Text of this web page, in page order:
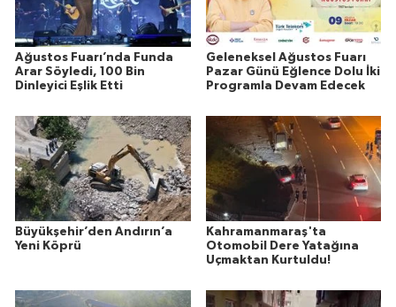
Ağustos Fuarı’nda Funda
Arar Söyledi, 100 Bin
Dinleyici Eşlik Etti
Geleneksel Ağustos Fuarı
Pazar Günü Eğlence Dolu İki
Programla Devam Edecek
Büyükşehir’den Andırın’a
Yeni Köprü
Kahramanmaraş'ta
Otomobil Dere Yatağına
Uçmaktan Kurtuldu!